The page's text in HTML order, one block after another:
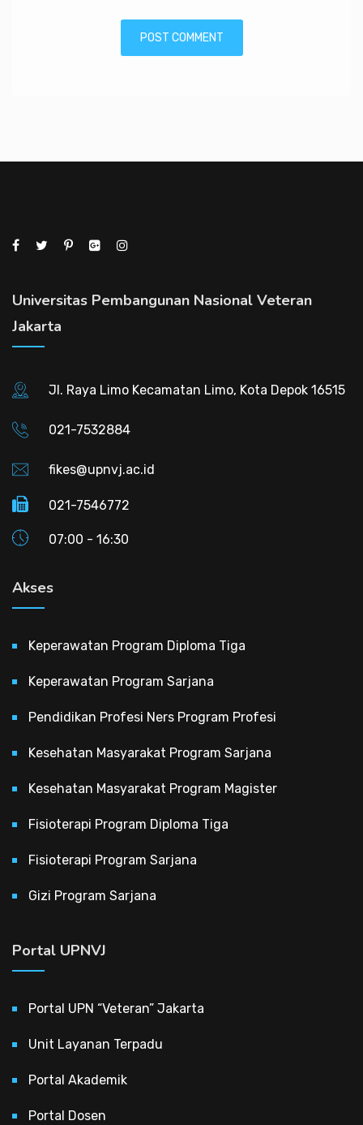
Universitas Pembangunan Nasional Veteran
Jakarta
Jl. Raya Limo Kecamatan Limo, Kota Depok 16515
021-7532884
fikes@upnvj.ac.id
021-7546772
07:00 - 16:30
Akses
Keperawatan Program Diploma Tiga
Keperawatan Program Sarjana
Pendidikan Profesi Ners Program Profesi
Kesehatan Masyarakat Program Sarjana
Kesehatan Masyarakat Program Magister
Fisioterapi Program Diploma Tiga
Fisioterapi Program Sarjana
Gizi Program Sarjana
Portal UPNVJ
Portal UPN “Veteran” Jakarta
Unit Layanan Terpadu
Portal Akademik
Portal Dosen